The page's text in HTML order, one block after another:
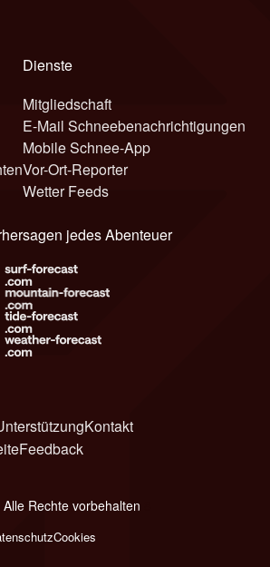
Dienste
Mitgliedschaft
E-Mail Schneebenachrichtigungen
Mobile Schnee-App
Vor-Ort-Reporter
Wetter Feeds
jedes Abenteuer
Kontakt
Feedback
Rechte vorbehalten
Cookies